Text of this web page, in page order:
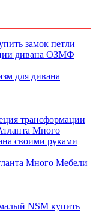
для дивана
Много Мебели